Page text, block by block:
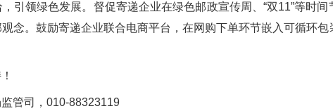
引领绿色发展。督促寄递企业在绿色邮政宣传周、“双11”等时
念。鼓励寄递企业联合电商平台，在网购下单环节嵌入可循环包
管司，010-88323119